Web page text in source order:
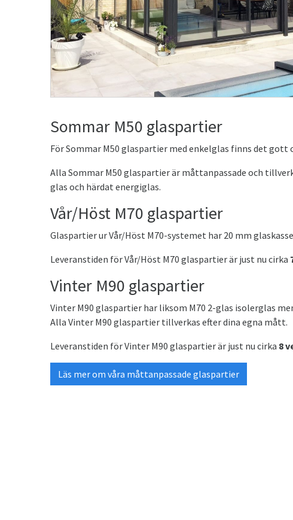
Sommar M50 glaspartier
För Sommar M50 glaspartier med enkelglas finns det
Alla Sommar M50 glaspartier är måttanpassade och
glas och härdat energiglas.
Vår/Höst M70 glaspartier
Glaspartier ur Vår/Höst M70-systemet har 20 mm
Leveranstiden för Vår/Höst M70 glaspartier är just nu cirka
Vinter M90 glaspartier
Vinter M90 glaspartier har liksom M70 2-glas isolerglas
Alla Vinter M90 glaspartier tillverkas efter dina egna mått.
Leveranstiden för Vinter M90 glaspartier är just nu cirka 8
Läs mer om våra måttanpassade glaspartier